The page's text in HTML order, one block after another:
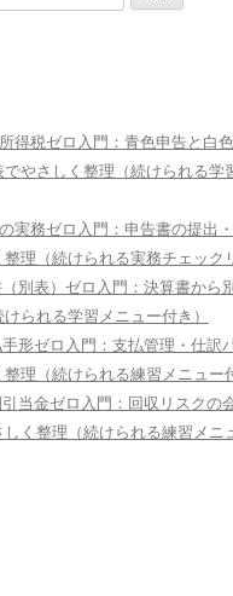
税ゼロ入門：青色申告と白色
やさしく整理（続けられる学
務ゼロ入門：申告書の提出
理（続けられる実務チェック
別表）ゼロ入門：決算書から
られる学習メニュー付き）
形ゼロ入門：支払管理・仕訳
理（続けられる練習メニュー
当金ゼロ入門：回収リスクの
く整理（続けられる練習メニ